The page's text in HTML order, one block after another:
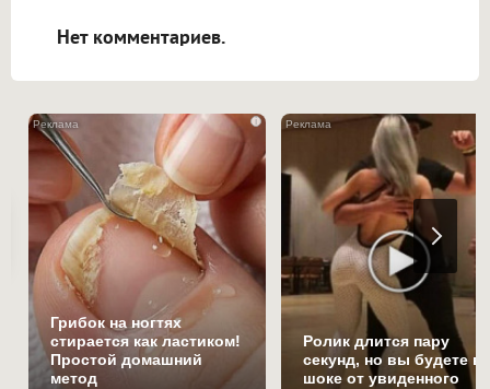
Нет комментариев.
i
Грибок на ногтях
стирается как ластиком!
Простой домашний
метод
Ролик длится пару
секунд, но вы будете в
шоке от увиденного